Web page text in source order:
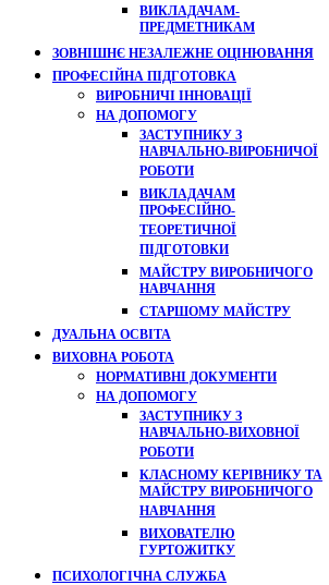
ВИКЛАДАЧАМ-
ПРЕДМЕТНИКАМ
ЗОВНІШНЄ НЕЗАЛЕЖНЕ ОЦІНЮВАННЯ
ПРОФЕСІЙНА ПІДГОТОВКА
ВИРОБНИЧІ ІННОВАЦІЇ
НА ДОПОМОГУ
ЗАСТУПНИКУ З
НАВЧАЛЬНО-ВИРОБНИЧОЇ
РОБОТИ
ВИКЛАДАЧАМ
ПРОФЕСІЙНО-
ТЕОРЕТИЧНОЇ
ПІДГОТОВКИ
МАЙСТРУ ВИРОБНИЧОГО
НАВЧАННЯ
СТАРШОМУ МАЙСТРУ
ДУАЛЬНА ОСВІТА
ВИХОВНА РОБОТА
НОРМАТИВНІ ДОКУМЕНТИ
НА ДОПОМОГУ
ЗАСТУПНИКУ З
НАВЧАЛЬНО-ВИХОВНОЇ
РОБОТИ
КЛАСНОМУ КЕРІВНИКУ ТА
МАЙСТРУ ВИРОБНИЧОГО
НАВЧАННЯ
ВИХОВАТЕЛЮ
ГУРТОЖИТКУ
ПСИХОЛОГІЧНА СЛУЖБА